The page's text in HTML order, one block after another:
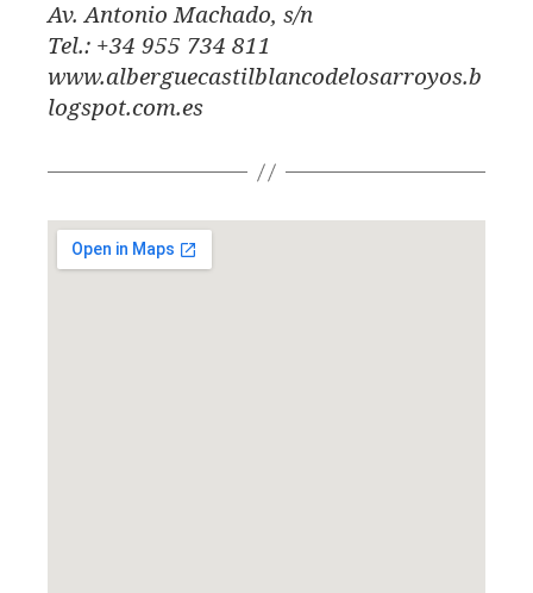
Av. Antonio Machado, s/n
Tel.: +34 955 734 811
www.alberguecastilblancodelosarroyos.b
logspot.com.es